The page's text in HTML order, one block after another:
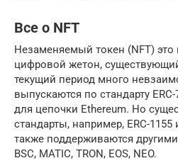
Все о NFT
Незаменяемый токен (NFT)
цифровой жетон,
текущий период много
выпускаются по стандарту
для цепочки Ethereum. Но
стандарты, например, ERC-1155
также поддерживаются
BSC, MATIC, TRON, EOS, NEO.